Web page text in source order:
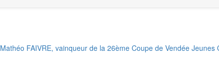
Mathéo FAIVRE, vainqueur de la 26ème Coupe de Vendée Jeunes